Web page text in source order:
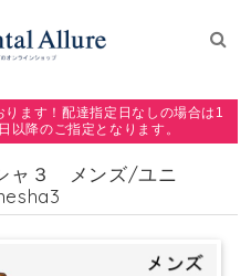
ます！配達指定日なしの場合は1
以降のご指定となります。
ャ３ メンズ/ユニ